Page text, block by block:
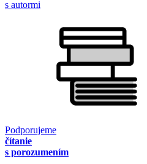
s autormi
Podporujeme
čítanie
s porozumením